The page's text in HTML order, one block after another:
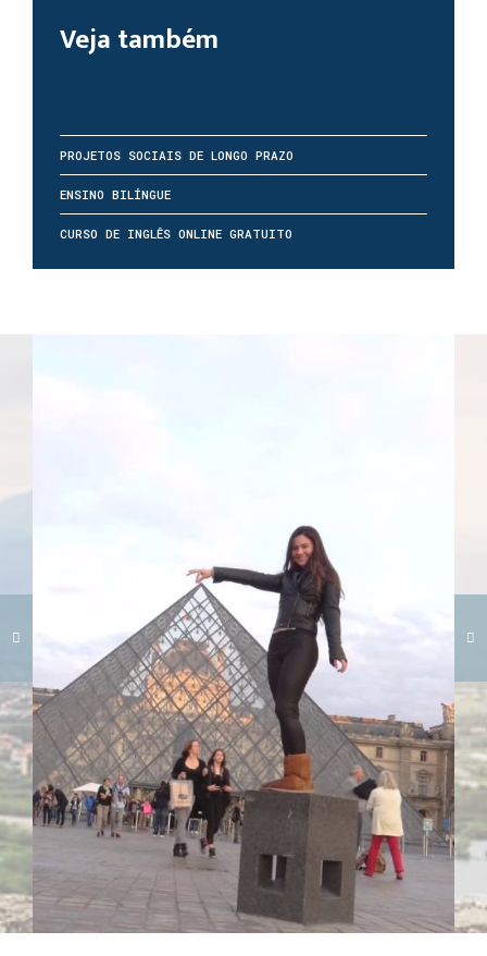
Veja também
PROJETOS SOCIAIS DE LONGO PRAZO
ENSINO BILÍNGUE
CURSO DE INGLÊS ONLINE GRATUITO
Carregando galeria...